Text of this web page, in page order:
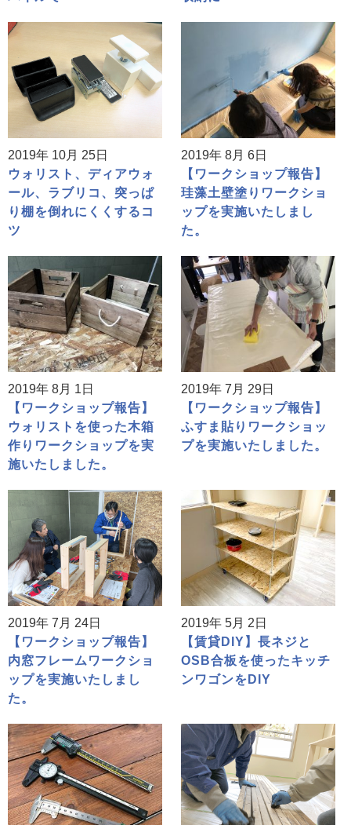
2019年 10月 25日
ウォリスト、ディアウォ
ール、ラブリコ、突っぱ
り棚を倒れにくくするコ
ツ
2019年 8月 6日
【ワークショップ報告】
珪藻土壁塗りワークショ
ップを実施いたしまし
た。
2019年 8月 1日
【ワークショップ報告】
ウォリストを使った木箱
作りワークショップを実
施いたしました。
2019年 7月 29日
【ワークショップ報告】
ふすま貼りワークショッ
プを実施いたしました。
2019年 7月 24日
【ワークショップ報告】
内窓フレームワークショ
ップを実施いたしまし
た。
2019年 5月 2日
【賃貸DIY】長ネジと
OSB合板を使ったキッチ
ンワゴンをDIY